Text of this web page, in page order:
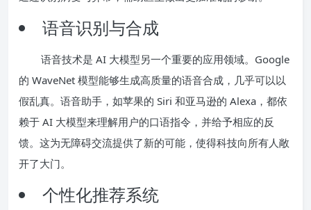
语音识别与合成
语音技术是 AI 大模型另一个重要的应用领域。Google
的 WaveNet 模型能够生成高质量的语音合成，几乎可以以
假乱真。语音助手，如苹果的 Siri 和亚马逊的 Alexa，都依
赖于 AI 大模型来理解用户的口语指令，并给予相应的反
馈。这为无障碍交流提供了新的可能，使得科技向所有人敞
开了大门。
个性化推荐系统